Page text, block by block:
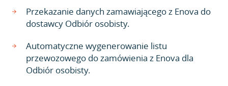
Przekazanie danych zamawiającego z Enova do
dostawcy Odbiór osobisty.
Automatyczne wygenerowanie listu
przewozowego do zamówienia z Enova dla
Odbiór osobisty.